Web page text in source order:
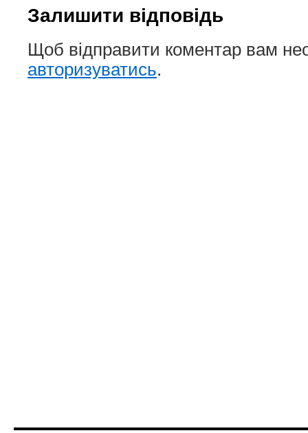
Залишити відповідь
Щоб відправити коментар вам
авторизуватись.